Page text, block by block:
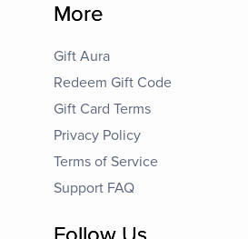
More
Gift Aura
Redeem Gift Code
Gift Card Terms
Privacy Policy
Terms of Service
Support FAQ